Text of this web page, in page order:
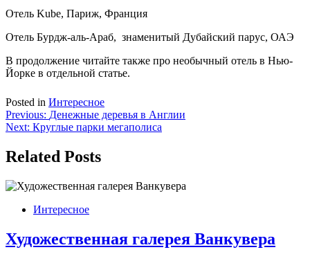
Отель Kube, Париж, Франция
Отель Бурдж-аль-Араб, знаменитый Дубайский парус, ОАЭ
В продолжение читайте также про необычный отель в Нью-
Йорке в отдельной статье.
Posted in Интересное
Навигация
по
записям
Previous: Денежные деревья в Англии
Next: Круглые парки мегаполиса
Related Posts
Интересное
Художественная галерея Ванкувера